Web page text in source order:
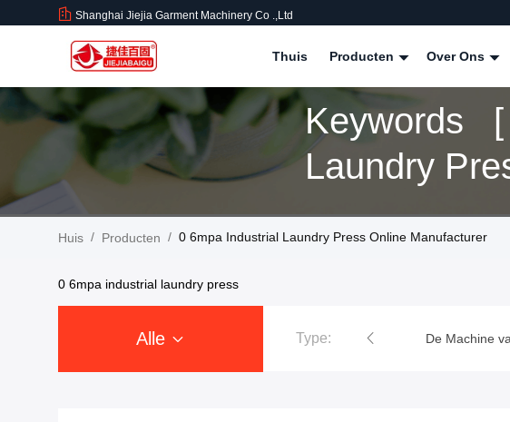
Shanghai Jiejia Garment Machinery Co .,ltd
Thuis Producten Over Ons
Keywords [
Laundry
Huis / Producten / 0 6mpa Industrial Laundry Press Online Manufacturer
0 6mpa industrial laundry press
Alle Type:
Kledings Dringende Machine De Machine